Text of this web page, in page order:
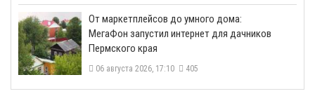
От маркетплейсов до умного дома:
МегаФон запустил интернет для дачников
Пермского края
06 августа 2026, 17:10 405